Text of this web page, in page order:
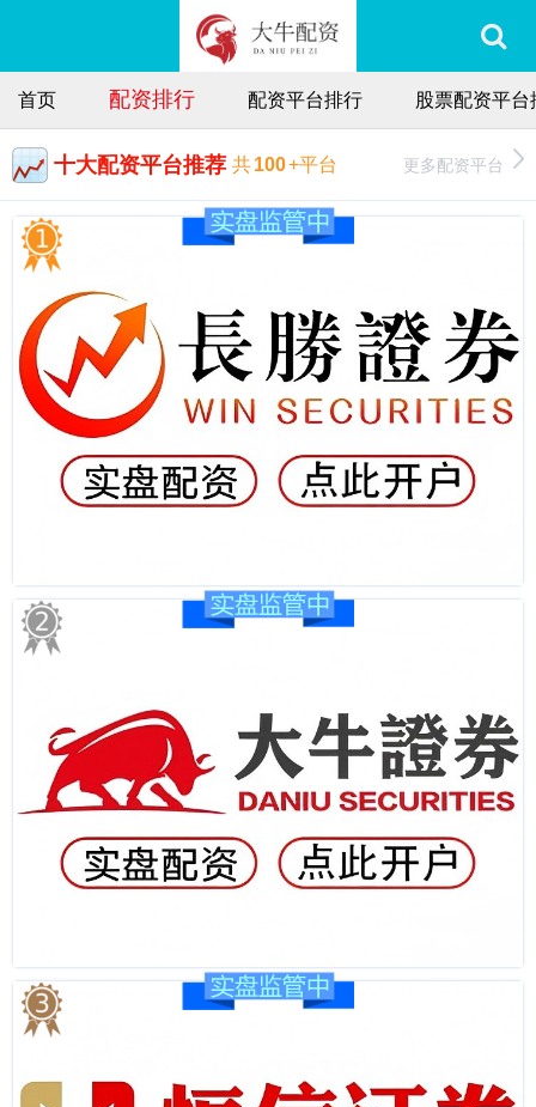
首页 配资排行 配资平台排行 股票配资平台
十大配资平台推荐 共100+平台 更多配资平台